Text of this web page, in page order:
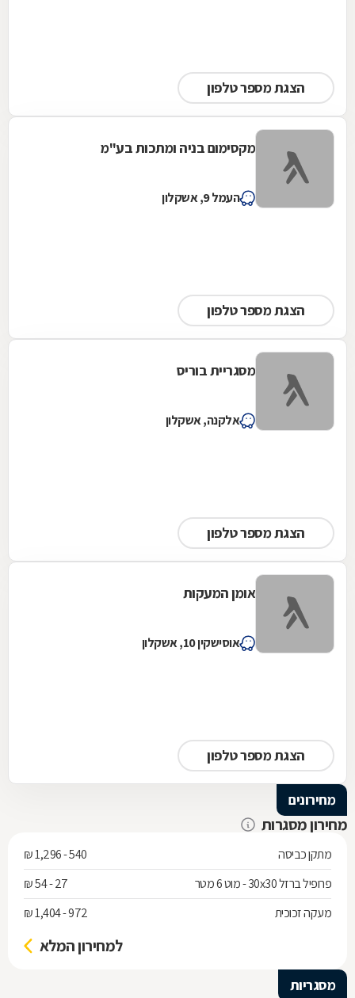
הצגת מספר טלפון
מקסימום בניה ומתכות בע"מ
העמל 9, אשקלון
הצגת מספר טלפון
מסגריית בוריס
אלקנה, אשקלון
הצגת מספר טלפון
אומן המעקות
אוסישקין 10, אשקלון
הצגת מספר טלפון
מחירונים
מחירון מסגרות
מתקן כביסה
540 - 1,296 ₪
פרופיל ברזל 30x30 - מוט 6 מטר
27 - 54 ₪
מעקה זכוכית
972 - 1,404 ₪
למחירון המלא
מסגריות